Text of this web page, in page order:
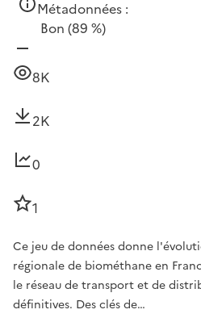
Métadonnées :
Bon (89 %)
8K
2K
0
1
Ce jeu de données donne
régionale de biométhane en
le réseau de transport et de
définitives. Des clés de…